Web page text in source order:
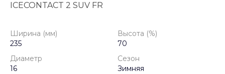
ICECONTACT 2 SUV FR
Ширина (мм)
235
Высота (%)
70
Диаметр
16
Сезон
Зимняя